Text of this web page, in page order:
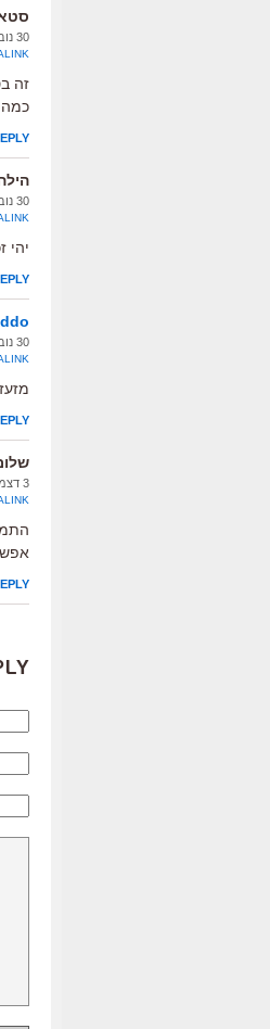
30 נובמבר 2008 at 15:44
זה
כמה
30 נובמבר 2008 at 16:40
יהי
30 נובמבר 2008 at 21:15
3 דצמבר 2008 at 15:46